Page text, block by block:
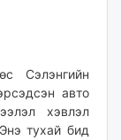
Сэлэнгийн
авто
хэвлэл
тухай бид